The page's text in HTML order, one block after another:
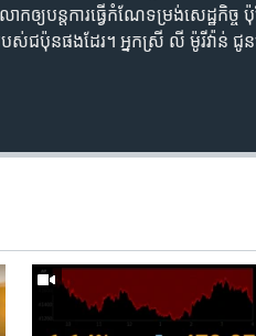
ឲ្យ​បន្ត​ការធ្វើ​កំណែទម្រង់​សេដ្ឋកិច្ច
ស់​ជប៉ុន​ផងដែរ។ អ្នកស្រី លី ម៉ូរីវ៉ាន់ ជូ